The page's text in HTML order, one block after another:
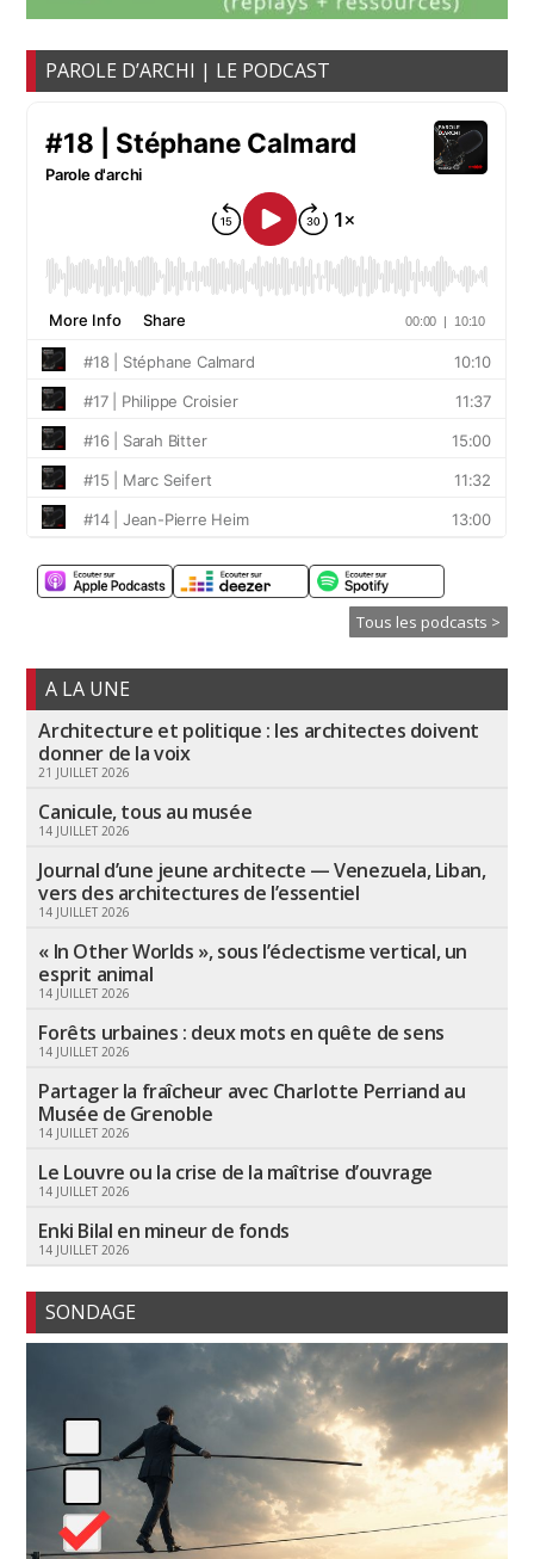
PAROLE D’ARCHI | LE PODCAST
Tous les podcasts >
A LA UNE
Architecture et politique : les architectes doivent
donner de la voix
21 JUILLET 2026
Canicule, tous au musée
14 JUILLET 2026
Journal d’une jeune architecte — Venezuela, Liban,
vers des architectures de l’essentiel
14 JUILLET 2026
« In Other Worlds », sous l’éclectisme vertical, un
esprit animal
14 JUILLET 2026
Forêts urbaines : deux mots en quête de sens
14 JUILLET 2026
Partager la fraîcheur avec Charlotte Perriand au
Musée de Grenoble
14 JUILLET 2026
Le Louvre ou la crise de la maîtrise d’ouvrage
14 JUILLET 2026
Enki Bilal en mineur de fonds
14 JUILLET 2026
SONDAGE